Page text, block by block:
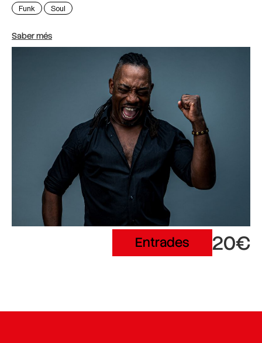
Funk Soul
Saber més
Entrades 20€